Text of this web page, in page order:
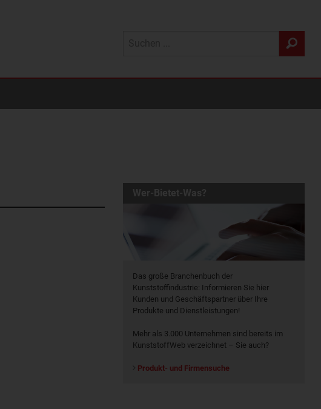
Wer-Bietet-Was?
Das große Branchenbuch der
Kunststoffindustrie: Informieren Sie hier
Kunden und Geschäftspartner über Ihre
Produkte und Dienstleistungen!
Mehr als 3.000 Unternehmen sind bereits im
KunststoffWeb verzeichnet – Sie auch?
Produkt- und Firmensuche